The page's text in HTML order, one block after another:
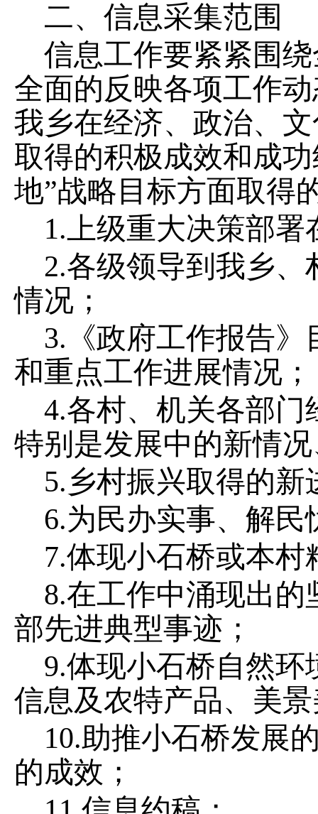
二、信息采集范围
信息工作要紧紧围
全面的反映各项工作
我乡在经济、政治、
取得的积极成效和成
地”战略目标方面取得
1. 上级重大决策部
2.各级领导到我乡、
情况；
3. 《政府工作报告
和重点工作进展情况；
4.各村、机关各部门
特别是发展中的新情
5.乡村振兴取得的
6.为民办实事、解民
7.体现小石桥或本村
8.在工作中涌现出的
部先进典型事迹；
9.体现小石桥自然环
信息及农特产品、美
10.助推小石桥发展
的成效；